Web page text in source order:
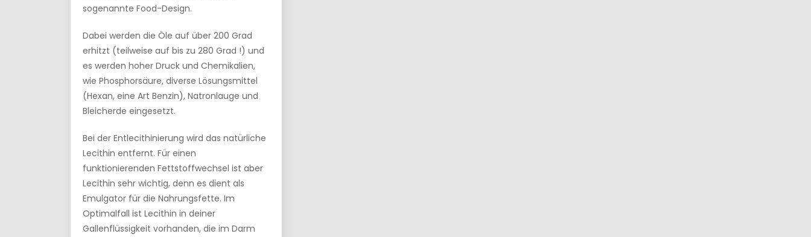
sogenannte Food-Design.
Dabei werden die Öle auf über 200 Grad
erhitzt (teilweise auf bis zu 280 Grad !) und
es werden hoher Druck und Chemikalien,
wie Phosphorsäure, diverse Lösungsmittel
(Hexan, eine Art Benzin), Natronlauge und
Bleicherde eingesetzt.
Bei der Entlecithinierung wird das natürliche
Lecithin entfernt. Für einen
funktionierenden Fettstoffwechsel ist aber
Lecithin sehr wichtig, denn es dient als
Emulgator für die Nahrungsfette. Im
Optimalfall ist Lecithin in deiner
Gallenflüssigkeit vorhanden, die im Darm